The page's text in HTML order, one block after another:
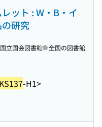
ット : W・B・イ
研究
KS137-H1>
国立国会図書館 全国の図書館